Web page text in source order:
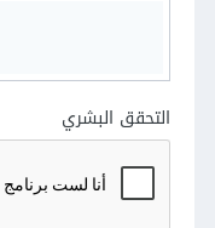
التحقق البشري